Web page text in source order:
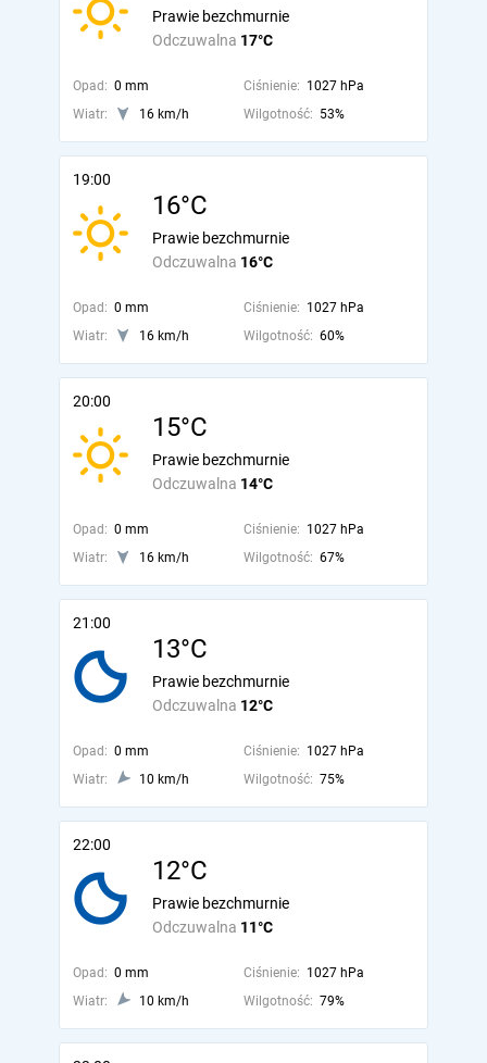
Odczuwalna 17°C
Prawie bezchmurnie
Opad: 0 mm Ciśnienie: 1027 hPa
Wiatr:
16 km/h Wilgotność: 53%
19:00
16°C
Odczuwalna 16°C
Prawie bezchmurnie
Opad: 0 mm Ciśnienie: 1027 hPa
Wiatr:
16 km/h Wilgotność: 60%
20:00
15°C
Odczuwalna 14°C
Prawie bezchmurnie
Opad: 0 mm Ciśnienie: 1027 hPa
Wiatr:
16 km/h Wilgotność: 67%
21:00
13°C
Odczuwalna 12°C
Prawie bezchmurnie
Opad: 0 mm Ciśnienie: 1027 hPa
Wiatr:
10 km/h Wilgotność: 75%
22:00
12°C
Odczuwalna 11°C
Prawie bezchmurnie
Opad: 0 mm Ciśnienie: 1027 hPa
Wiatr:
10 km/h Wilgotność: 79%